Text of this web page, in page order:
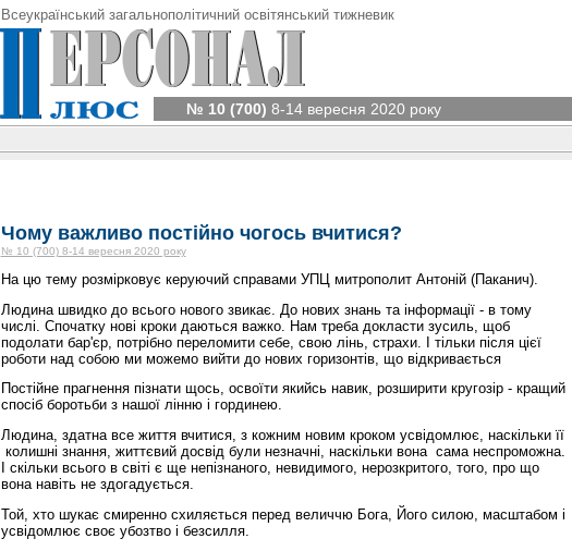
Всеукраїнський загальнополітичний освітянський тижневик
№ 10 (700) 8-14 вересня 2020 року
Чому важливо постійно чогось вчитися?
№ 10 (700) 8-14 вересня 2020 року
На цю тему розмірковує керуючий справами УПЦ митрополит Антоній (Паканич).
Людина швидко до всього нового звикає. До нових знань та інформації - в тому
числі. Спочатку нові кроки даються важко. Нам треба докласти зусиль, щоб
подолати бар'єр, потрібно переломити себе, свою лінь, страхи. І тільки після цієї
роботи над собою ми можемо вийти до нових горизонтів, що відкривається
Постійне прагнення пізнати щось, освоїти якийсь навик, розширити кругозір - кращий
спосіб боротьби з нашої лінню і гординею.
Людина, здатна все життя вчитися, з кожним новим кроком усвідомлює, наскільки її
колишні знання, життєвий досвід були незначні, наскільки вона сама неспроможна.
І скільки всього в світі є ще непізнаного, невидимого, нерозкритого, того, про що
вона навіть не здогадується.
Той, хто шукає смиренно схиляється перед величчю Бога, Його силою, масштабом і
усвідомлює своє убозтво і безсилля.